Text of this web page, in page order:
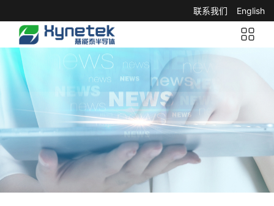
联系我们 English